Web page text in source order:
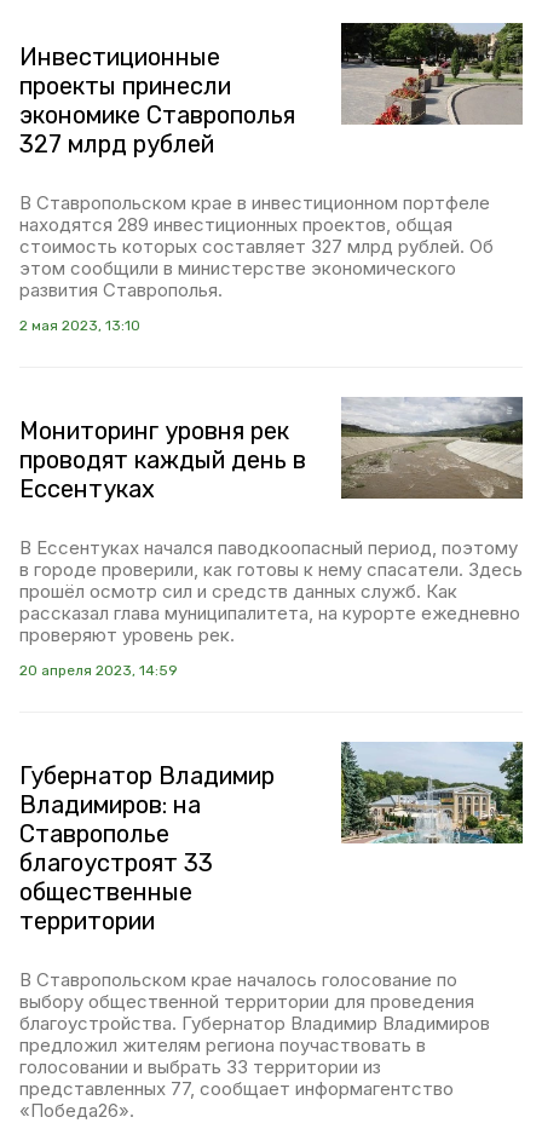
Инвестиционные
проекты принесли
экономике Ставрополья
327 млрд рублей
В Ставропольском крае в инвестиционном портфеле
находятся 289 инвестиционных проектов, общая
стоимость которых составляет 327 млрд рублей. Об
этом сообщили в министерстве экономического
развития Ставрополья.
2 мая 2023, 13:10
Мониторинг уровня рек
проводят каждый день в
Ессентуках
В Ессентуках начался паводкоопасный период, поэтому
в городе проверили, как готовы к нему спасатели. Здесь
прошёл осмотр сил и средств данных служб. Как
рассказал глава муниципалитета, на курорте ежедневно
проверяют уровень рек.
20 апреля 2023, 14:59
Губернатор Владимир
Владимиров: на
Ставрополье
благоустроят 33
общественные
территории
В Ставропольском крае началось голосование по
выбору общественной территории для проведения
благоустройства. Губернатор Владимир Владимиров
предложил жителям региона поучаствовать в
голосовании и выбрать 33 территории из
представленных 77, сообщает информагентство
«Победа26».